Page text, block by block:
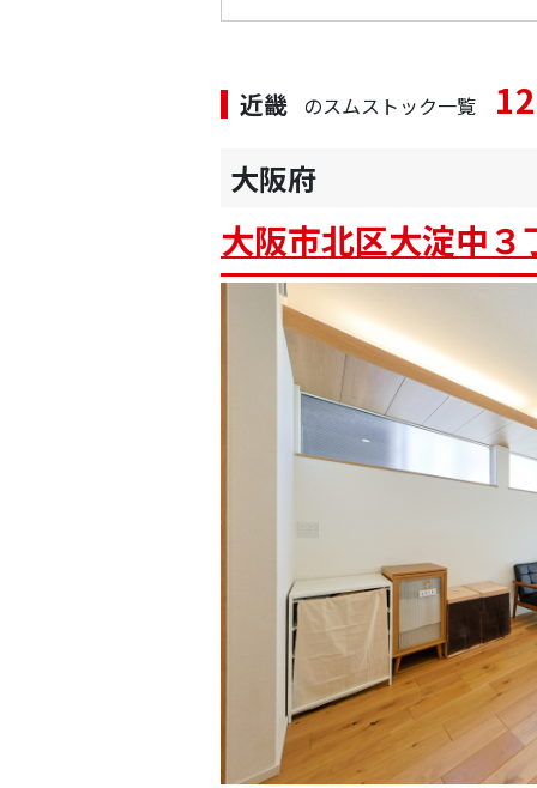
近畿 のスムストック一覧 12
大阪府
大阪市北区大淀中３